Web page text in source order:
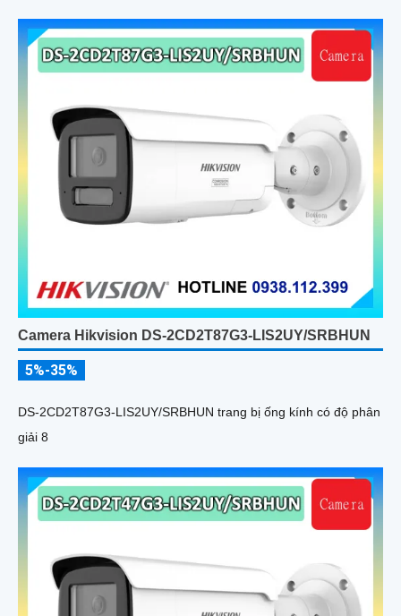
Camera Hikvision DS-2CD2T87G3-LIS2UY/SRBHUN
5%-35%
DS-2CD2T87G3-LIS2UY/SRBHUN trang bị ống kính có độ phân
giải 8